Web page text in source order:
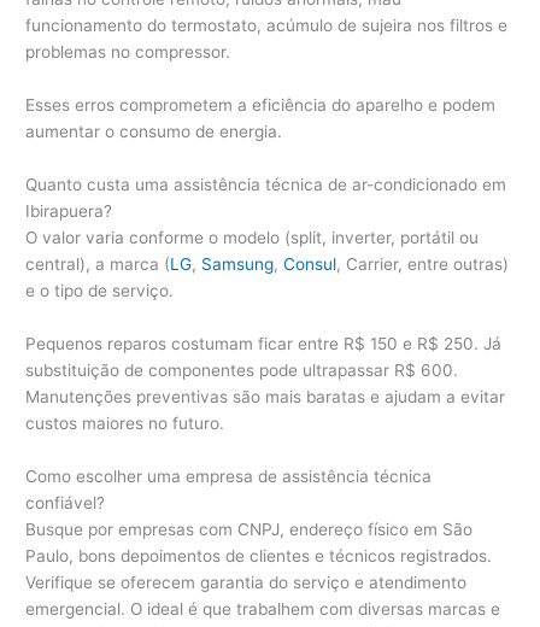
funcionamento do termostato, acúmulo de sujeira nos filtros e
problemas no compressor.
Esses erros comprometem a eficiência do aparelho e podem
aumentar o consumo de energia.
Quanto custa uma assistência técnica de ar-condicionado em
Ibirapuera?
O valor varia conforme o modelo (split, inverter, portátil ou
central), a marca (LG, Samsung,Consul, Carrier, entre outras)
e o tipo de serviço.
Pequenos reparos costumam ficar entre R$ 150 e R$ 250. Já
substituição de componentes pode ultrapassar R$ 600.
Manutenções preventivas são mais baratas e ajudam a evitar
custos maiores no futuro.
Como escolher uma empresa de assistência técnica
confiável?
Busque por empresas com CNPJ, endereço físico em São
Paulo, bons depoimentos de clientes e técnicos registrados.
Verifique se oferecem garantia do serviço e atendimento
emergencial. O ideal é que trabalhem com diversas marcas e